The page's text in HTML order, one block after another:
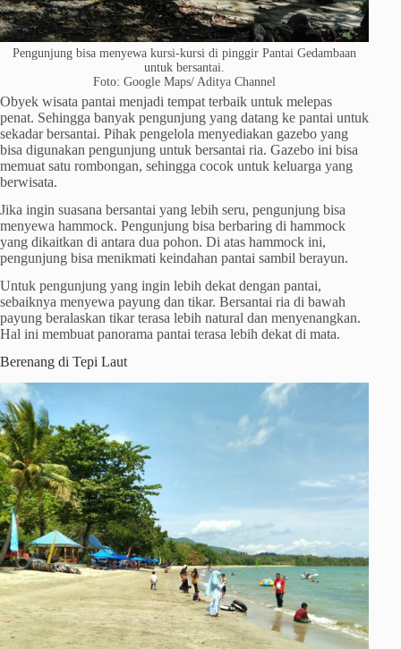
Pengunjung bisa menyewa kursi-kursi di pinggir Pantai Gedambaan
untuk bersantai.
Foto: Google Maps/ Aditya Channel
Obyek wisata pantai menjadi tempat terbaik untuk melepas
penat. Sehingga banyak pengunjung yang datang ke pantai untuk
sekadar bersantai. Pihak pengelola menyediakan gazebo yang
bisa digunakan pengunjung untuk bersantai ria. Gazebo ini bisa
memuat satu rombongan, sehingga cocok untuk keluarga yang
berwisata.
Jika ingin suasana bersantai yang lebih seru, pengunjung bisa
menyewa hammock. Pengunjung bisa berbaring di hammock
yang dikaitkan di antara dua pohon. Di atas hammock ini,
pengunjung bisa menikmati keindahan pantai sambil berayun.
Untuk pengunjung yang ingin lebih dekat dengan pantai,
sebaiknya menyewa payung dan tikar. Bersantai ria di bawah
payung beralaskan tikar terasa lebih natural dan menyenangkan.
Hal ini membuat panorama pantai terasa lebih dekat di mata.
Berenang di Tepi Laut